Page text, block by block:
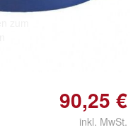
90,25 €
inkl. MwSt.